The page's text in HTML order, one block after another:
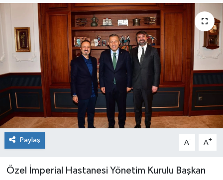
Paylaş A- A+
Özel İmperial Hastanesi Yönetim Kurulu Başkan